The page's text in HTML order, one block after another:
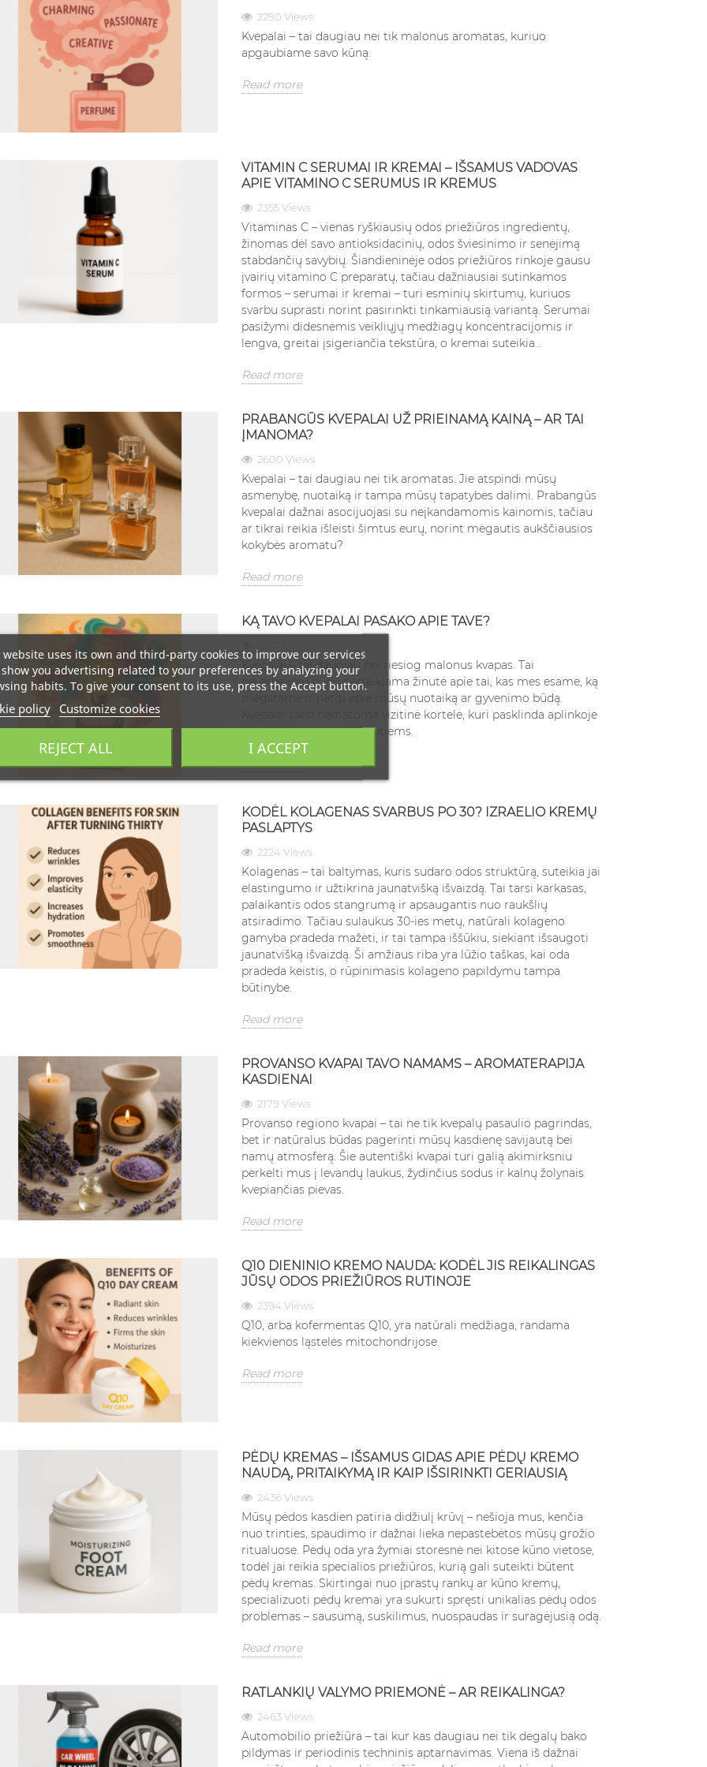
Read more
2290 Views
Kvepalai – tai daugiau nei tik malonus aromatas, kuriuo
apgaubiame savo kūną.
Read more
VITAMIN C SERUMAI IR KREMAI – IŠSAMUS VADOVAS
APIE VITAMINO C SERUMUS IR KREMUS
2355 Views
Vitaminas C – vienas ryškiausių odos priežiūros ingredientų,
žinomas dėl savo antioksidacinių, odos šviesinimo ir senėjimą
stabdančių savybių. Šiandieninėje odos priežiūros rinkoje gausu
įvairių vitamino C preparatų, tačiau dažniausiai sutinkamos
formos – serumai ir kremai – turi esminių skirtumų, kuriuos
svarbu suprasti norint pasirinkti tinkamiausią variantą. Serumai
pasižymi didesnėmis veikliųjų medžiagų koncentracijomis ir
lengva, greitai įsigeriančia tekstūra, o kremai suteikia...
Read more
PRABANGŪS KVEPALAI UŽ PRIEINAMĄ KAINĄ – AR TAI
ĮMANOMA?
2600 Views
Kvepalai – tai daugiau nei tik aromatas. Jie atspindi mūsų
asmenybę, nuotaiką ir tampa mūsų tapatybės dalimi. Prabangūs
kvepalai dažnai asocijuojasi su neįkandamomis kainomis, tačiau
ar tikrai reikia išleisti šimtus eurų, norint mėgautis aukščiausios
kokybės aromatu?
Read more
KĄ TAVO KVEPALAI PASAKO APIE TAVE?
Kvepalai – tai daugiau nei tiesiog malonus kvapas. Tai
neverbaliniu būdu perteikiama žinutė apie tai, kas mes esame, ką
mėgstame ir netgi apie mūsų nuotaiką ar gyvenimo būdą.
Kvepalai tarsi nematoma vizitinė kortelė, kuri pasklinda aplinkoje
dar prieš mums prabylantiems.
Read more
KODĖL KOLAGENAS SVARBUS PO 30? IZRAELIO KREMŲ
PASLAPTYS
2224 Views
Kolagenas – tai baltymas, kuris sudaro odos struktūrą, suteikia jai
elastingumo ir užtikrina jaunatvišką išvaizdą. Tai tarsi karkasas,
palaikantis odos stangrumą ir apsaugantis nuo raukšlių
atsiradimo. Tačiau sulaukus 30-ies metų, natūrali kolageno
gamyba pradeda mažėti, ir tai tampa iššūkiu, siekiant išsaugoti
jaunatvišką išvaizdą. Ši amžiaus riba yra lūžio taškas, kai oda
pradeda keistis, o rūpinimasis kolageno papildymu tampa
būtinybe.
Read more
PROVANSO KVAPAI TAVO NAMAMS – AROMATERAPIJA
KASDIENAI
2179 Views
Provanso regiono kvapai – tai ne tik kvepalų pasaulio pagrindas,
bet ir natūralus būdas pagerinti mūsų kasdienę savijautą bei
namų atmosferą. Šie autentiški kvapai turi galią akimirksniu
perkelti mus į levandų laukus, žydinčius sodus ir kalnų žolynais
kvepiančias pievas.
Read more
Q10 DIENINIO KREMO NAUDA: KODĖL JIS REIKALINGAS
JŪSŲ ODOS PRIEŽIŪROS RUTINOJE
2394 Views
Q10, arba kofermentas Q10, yra natūrali medžiaga, randama
kiekvienos ląstelės mitochondrijose.
Read more
PĖDŲ KREMAS – IŠSAMUS GIDAS APIE PĖDŲ KREMO
NAUDĄ, PRITAIKYMĄ IR KAIP IŠSIRINKTI GERIAUSIĄ
2436 Views
Mūsų pėdos kasdien patiria didžiulį krūvį – nešioja mus, kenčia
nuo trinties, spaudimo ir dažnai lieka nepastebėtos mūsų grožio
ritualuose. Pėdų oda yra žymiai storesnė nei kitose kūno vietose,
todėl jai reikia specialios priežiūros, kurią gali suteikti būtent
pėdų kremas. Skirtingai nuo įprastų rankų ar kūno kremų,
specializuoti pėdų kremai yra sukurti spręsti unikalias pėdų odos
problemas – sausumą, suskilimus, nuospaudas ir suragėjusią odą.
Read more
RATLANKIŲ VALYMO PRIEMONĖ – AR REIKALINGA?
2463 Views
Automobilio priežiūra – tai kur kas daugiau nei tik degalų bako
pildymas ir periodinis techninis aptarnavimas. Viena iš dažnai
website uses its own and third-party cookies to improve our services
you advertising related to your preferences by analyzing your
habits. To give your consent to its use, press the Accept button.
policy Customize cookies
REJECT ALL I ACCEPT